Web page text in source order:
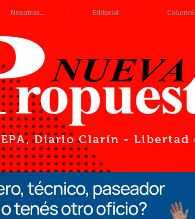
Nosotros... Editorial
, Diario Clarín - Libertad